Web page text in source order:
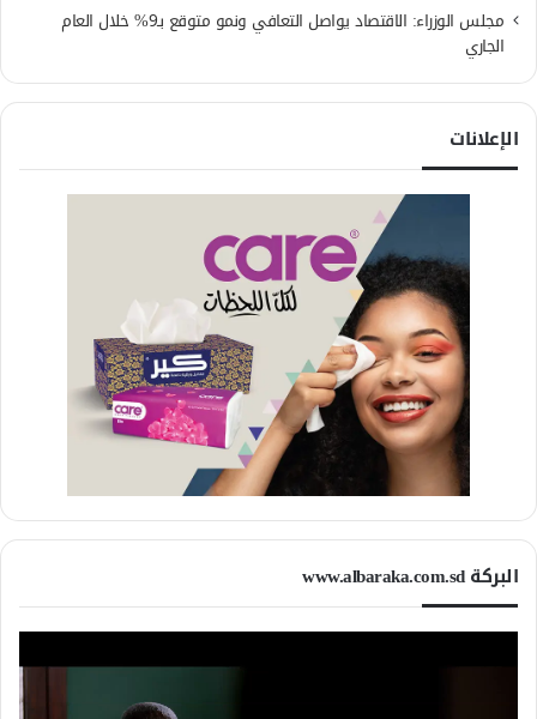
مجلس الوزراء: الاقتصاد يواصل التعافي ونمو متوقع بـ9% خلال العام
الجاري
الإعلانات
البركة www.albaraka.com.sd